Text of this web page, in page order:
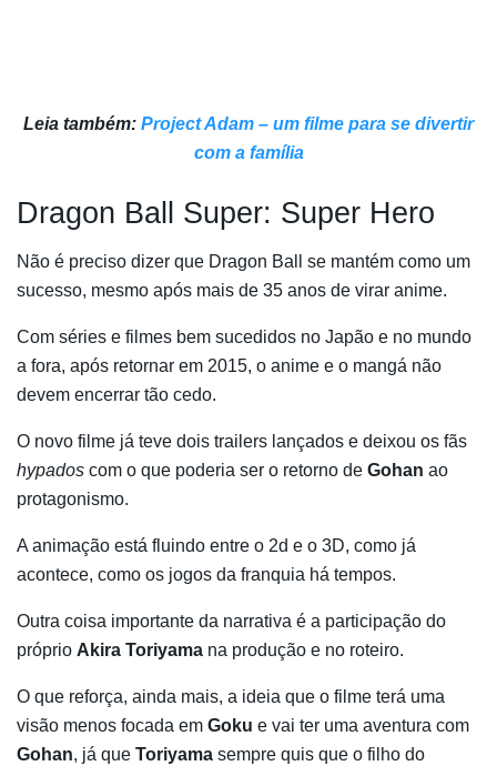
Leia também: Project Adam – um filme para se divertir
com a família
Dragon Ball Super: Super Hero
Não é preciso dizer que Dragon Ball se mantém como um
sucesso, mesmo após mais de 35 anos de virar anime.
Com séries e filmes bem sucedidos no Japão e no mundo
a fora, após retornar em 2015, o anime e o mangá não
devem encerrar tão cedo.
O novo filme já teve dois trailers lançados e deixou os fãs
hypados com o que poderia ser o retorno de Gohan ao
protagonismo.
A animação está fluindo entre o 2d e o 3D, como já
acontece, como os jogos da franquia há tempos.
Outra coisa importante da narrativa é a participação do
próprio Akira Toriyama na produção e no roteiro.
O que reforça, ainda mais, a ideia que o filme terá uma
visão menos focada em Goku e vai ter uma aventura com
Gohan, já que Toriyama sempre quis que o filho do